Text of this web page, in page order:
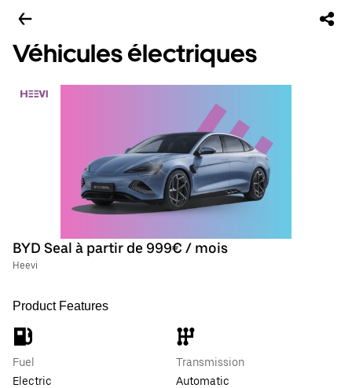
Véhicules électriques
BYD Seal à partir de 999€ / mois
Heevi
Product Features
Fuel
Electric
Transmission
Automatic